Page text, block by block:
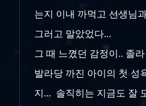
는지 이내 까먹고 선생님
그러고 말았었다...
그 때 느꼈던 감정이.. 졸
발라당 까진 아이의 첫 성
지... 솔직히는 지금도 잘